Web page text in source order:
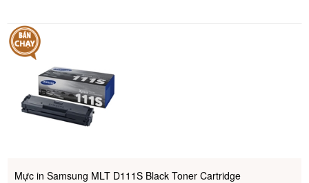
Mực in Samsung MLT D111S Black Toner Cartridge